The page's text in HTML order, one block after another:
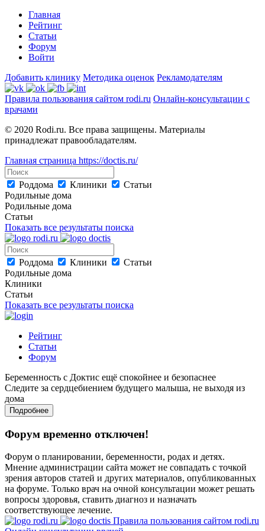
Главная
Рейтинг
Статьи
Форум
Войти
Добавить клинику Методика оценок Рекламодателям
Правила пользования сайтом rodi.ru Онлайн-консультации с
врачами
© 2020 Rodi.ru. Все права защищены. Материалы
принадлежат правообладателям.
Главная страница https://doctis.ru/
Роддома Клиники
Статьи
Родильные дома
Родильные дома
Статьи
Показать все результаты поиска
Роддома Клиники
Статьи
Родильные дома
Клиники
Статьи
Показать все результаты поиска
Рейтинг
Статьи
Форум
Беременность с Доктис ещё спокойнее и безопаснее
Следите за сердцебиением будущего малыша, не выходя из
дома
Подробнее
Форум временно отключен!
Форум о планировании, беременности, родах и детях.
Мнение администрации сайта может не совпадать с точкой
зрения авторов статей и других материалов, опубликованных
на форуме. Только врач на очной консультации может решать
вопросы здоровья, ставить диагноз и назначать
соответствующее лечение.
Правила пользования сайтом rodi.ru